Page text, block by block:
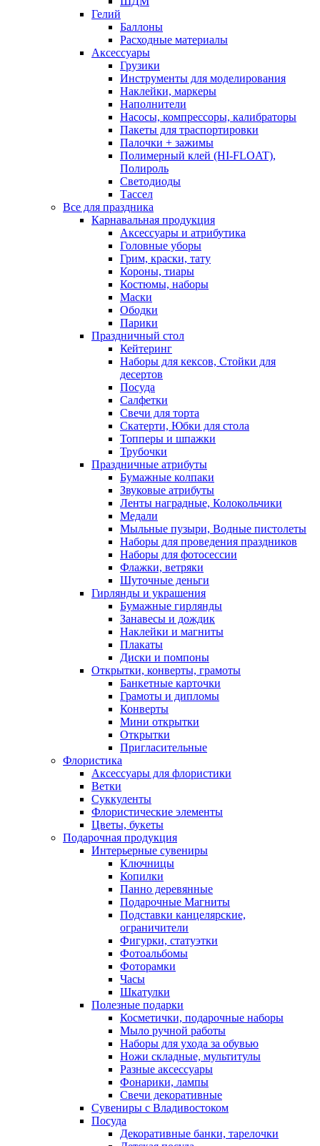
Гелий
Баллоны
Расходные материалы
Аксессуары
Грузики
Инструменты для моделирования
Наклейки, маркеры
Наполнители
Насосы, компрессоры, калибраторы
Пакеты для траспортировки
Палочки + зажимы
Полимерный клей (HI-FLOAT),
Полироль
Светодиоды
Тассел
Все для праздника
Карнавальная продукция
Аксессуары и атрибутика
Головные уборы
Грим, краски, тату
Короны, тиары
Костюмы, наборы
Маски
Ободки
Парики
Праздничный стол
Кейтеринг
Наборы для кексов, Стойки для
десертов
Посуда
Салфетки
Свечи для торта
Скатерти, Юбки для стола
Топперы и шпажки
Трубочки
Праздничные атрибуты
Бумажные колпаки
Звуковые атрибуты
Ленты наградные, Колокольчики
Медали
Мыльные пузыри, Водные пистолеты
Наборы для проведения праздников
Наборы для фотосессии
Флажки, ветряки
Шуточные деньги
Гирлянды и украшения
Бумажные гирлянды
Занавесы и дождик
Наклейки и магниты
Плакаты
Диски и помпоны
Открытки, конверты, грамоты
Банкетные карточки
Грамоты и дипломы
Конверты
Мини открытки
Открытки
Пригласительные
Флористика
Аксессуары для флористики
Ветки
Суккуленты
Флористические элементы
Цветы, букеты
Подарочная продукция
Интерьерные сувениры
Ключницы
Копилки
Панно деревянные
Подарочные Магниты
Подставки канцелярские,
ограничители
Фигурки, статуэтки
Фотоальбомы
Фоторамки
Часы
Шкатулки
Полезные подарки
Косметички, подарочные наборы
Мыло ручной работы
Наборы для ухода за обувью
Ножи складные, мультитулы
Разные аксессуары
Фонарики, лампы
Свечи декоративные
Сувениры с Владивостоком
Посуда
Декоративные банки, тарелочки